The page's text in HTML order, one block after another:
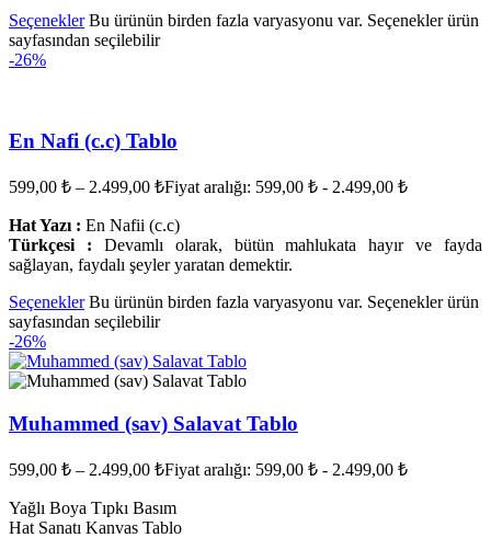
Seçenekler Bu ürünün birden fazla varyasyonu var. Seçenekler ürün
sayfasından seçilebilir
-26%
En Nafi (c.c) Tablo
599,00 ₺ – 2.499,00 ₺Fiyat aralığı: 599,00 ₺ - 2.499,00 ₺
Hat Yazı : En Nafii (c.c)
Türkçesi : Devamlı olarak, bütün mahlukata hayır ve fayda
sağlayan, faydalı şeyler yaratan demektir.
Seçenekler Bu ürünün birden fazla varyasyonu var. Seçenekler ürün
sayfasından seçilebilir
-26%
Muhammed (sav) Salavat Tablo
599,00 ₺ – 2.499,00 ₺Fiyat aralığı: 599,00 ₺ - 2.499,00 ₺
Yağlı Boya Tıpkı Basım
Hat Sanatı Kanvas Tablo